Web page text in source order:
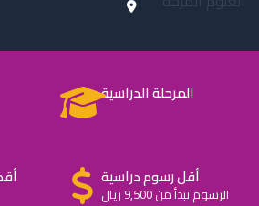
المرحلة الدراسية
أقل رسوم دراسية
الرسوم تبدأ من 9,500 ريال